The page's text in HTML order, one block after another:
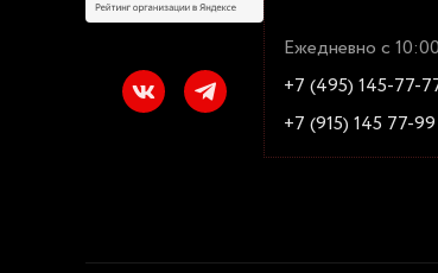
Ежедневно с
+7 (495) 145-77-
+7 (915) 145 77-99